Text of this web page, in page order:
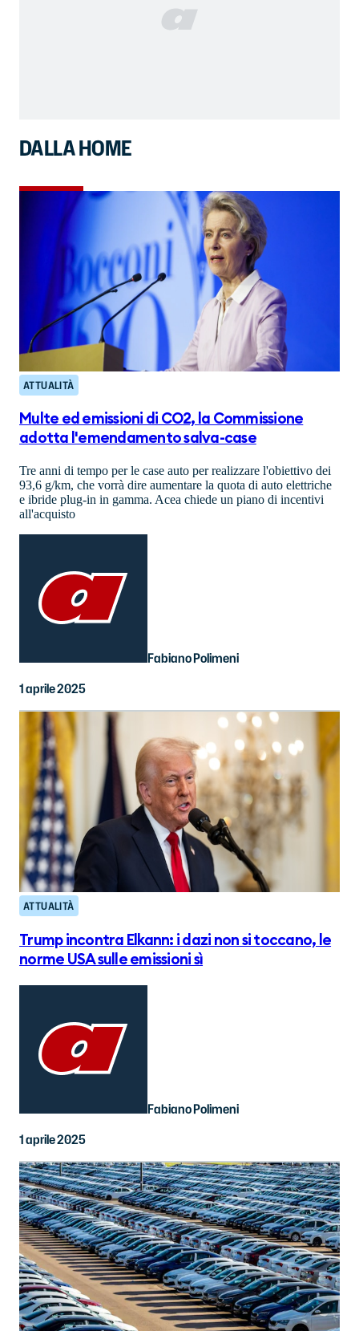
DALLA HOME
ATTUALITÀ
Multe ed emissioni di CO2, la Commissione
adotta l'emendamento salva-case
Tre anni di tempo per le case auto per realizzare l'obiettivo dei
93,6 g/km, che vorrà dire aumentare la quota di auto elettriche
e ibride plug-in in gamma. Acea chiede un piano di incentivi
all'acquisto
Fabiano Polimeni
1 aprile 2025
ATTUALITÀ
Trump incontra Elkann: i dazi non si toccano, le
norme USA sulle emissioni sì
Fabiano Polimeni
1 aprile 2025